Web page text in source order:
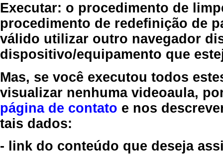
Executar: o procedimento de
procedimento de redefinição de
válido utilizar outro navegador
dispositivo/equipamento que
Mas, se você executou todos
visualizar nenhuma videoaula,
página de contato e nos
tais dados:
- link do conteúdo que deseja